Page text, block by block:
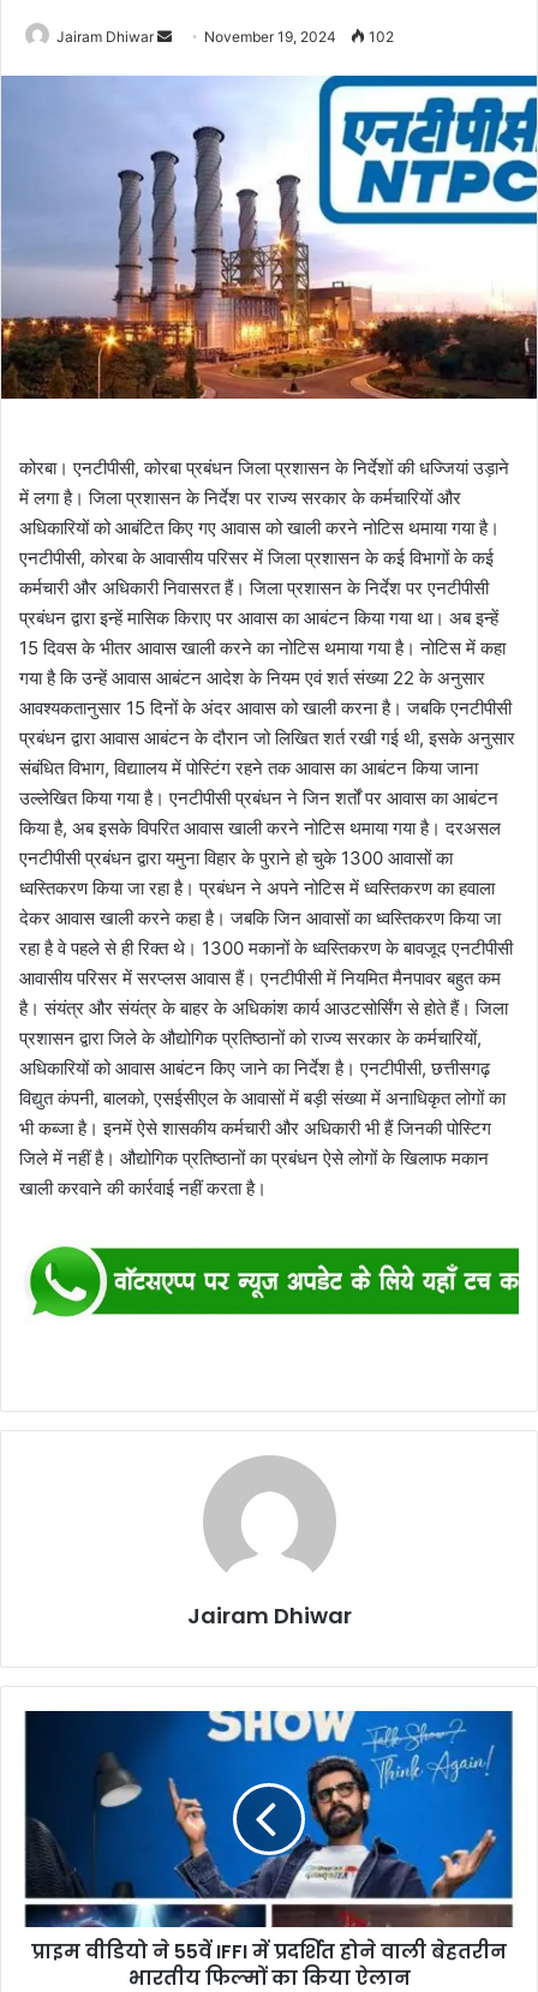
Jairam Dhiwar
Send November 19, 2024 102
कोरबा। एनटीपीसी, कोरबा प्रबंधन जिला प्रशासन के निर्देशों की धज्जियां उड़ाने
में लगा है। जिला प्रशासन के निर्देश पर राज्य सरकार के कर्मचारियों और
अधिकारियों को आबंटित किए गए आवास को खाली करने नोटिस थमाया गया है।
एनटीपीसी, कोरबा के आवासीय परिसर में जिला प्रशासन के कई विभागों के कई
कर्मचारी और अधिकारी निवासरत हैं। जिला प्रशासन के निर्देश पर एनटीपीसी
प्रबंधन द्वारा इन्हें मासिक किराए पर आवास का आबंटन किया गया था। अब इन्हें
15 दिवस के भीतर आवास खाली करने का नोटिस थमाया गया है। नोटिस में कहा
गया है कि उन्हें आवास आबंटन आदेश के नियम एवं शर्त संख्या 22 के अनुसार
आवश्यकतानुसार 15 दिनों के अंदर आवास को खाली करना है। जबकि एनटीपीसी
प्रबंधन द्वारा आवास आबंटन के दौरान जो लिखित शर्त रखी गई थी, इसके अनुसार
संबंधित विभाग, विद्याालय में पोस्टिंग रहने तक आवास का आबंटन किया जाना
उल्लेखित किया गया है। एनटीपीसी प्रबंधन ने जिन शर्तों पर आवास का आबंटन
किया है, अब इसके विपरित आवास खाली करने नोटिस थमाया गया है। दरअसल
एनटीपीसी प्रबंधन द्वारा यमुना विहार के पुराने हो चुके 1300 आवासों का
ध्वस्तिकरण किया जा रहा है। प्रबंधन ने अपने नोटिस में ध्वस्तिकरण का हवाला
देकर आवास खाली करने कहा है। जबकि जिन आवासों का ध्वस्तिकरण किया जा
रहा है वे पहले से ही रिक्त थे। 1300 मकानों के ध्वस्तिकरण के बावजूद एनटीपीसी
आवासीय परिसर में सरप्लस आवास हैं। एनटीपीसी में नियमित मैनपावर बहुत कम
है। संयंत्र और संयंत्र के बाहर के अधिकांश कार्य आउटसोर्सिंग से होते हैं। जिला
प्रशासन द्वारा जिले के औद्योगिक प्रतिष्ठानों को राज्य सरकार के कर्मचारियों,
अधिकारियों को आवास आबंटन किए जाने का निर्देश है। एनटीपीसी, छत्तीसगढ़
विद्युत कंपनी, बालको, एसईसीएल के आवासों में बड़ी संख्या में अनाधिकृत लोगों का
भी कब्जा है। इनमें ऐसे शासकीय कर्मचारी और अधिकारी भी हैं जिनकी पोस्टिग
जिले में नहीं है। औद्योगिक प्रतिष्ठानों का प्रबंधन ऐसे लोगों के खिलाफ मकान
खाली करवाने की कार्रवाई नहीं करता है।
Jairam Dhiwar
IFFI
प्रदर्शित
होने
वाली
बेहतरीन
प्राइम वीडियो ने 55वें IFFI में प्रदर्शित होने वाली बेहतरीन
भारतीय फिल्मों का किया ऐलान